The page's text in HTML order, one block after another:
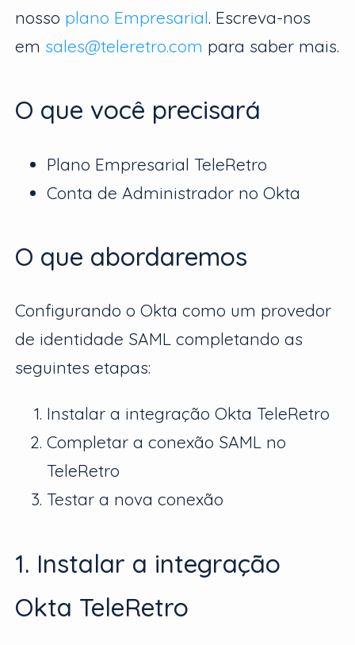
nosso plano Empresarial. Escreva-nos
em sales@teleretro.com para saber mais.
O que você precisará
Plano Empresarial TeleRetro
Conta de Administrador no Okta
O que abordaremos
Configurando o Okta como um provedor
de identidade SAML completando as
seguintes etapas:
Instalar a integração Okta TeleRetro
Completar a conexão SAML no
TeleRetro
Testar a nova conexão
1. Instalar a integração
Okta TeleRetro